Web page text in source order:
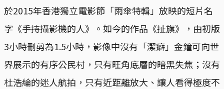
於2015年香港獨立電影節「雨傘特輯」放映的短片名
字《手持攝影機的人》。如今的作品《扯旗》，由初版
3小時刪剪為1.5小時，影像中沒有「潔癖」金鐘可向世
界展示的有序公民村，只有旺角底層的暗黑失焦；沒有
杜浩綸的迷人航拍，只有近距離放大、讓人看得極度不